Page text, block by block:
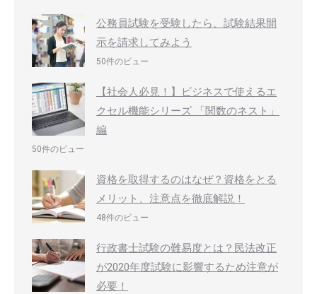
公務員試験を受験したら、試験結果開
示を請求してみよう
50件のビュー
【社会人必見！】ビジネスで使えるエ
クセル機能シリーズ 「関数のネスト」
編
50件のビュー
資格を取得するのはなぜ？資格をとる
メリット、注意点を徹底解説！
48件のビュー
行政書士試験の難易度とは？民法改正
が2020年度試験に影響するため注意が
必要！